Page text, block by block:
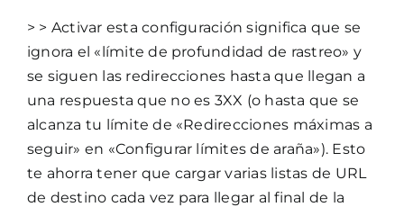
> > Activar esta configuración significa que se
ignora el «límite de profundidad de rastreo» y
se siguen las redirecciones hasta que llegan a
una respuesta que no es 3XX (o hasta que se
alcanza tu límite de «Redirecciones máximas a
seguir» en «Configurar límites de araña»). Esto
te ahorra tener que cargar varias listas de URL
de destino cada vez para llegar al final de la